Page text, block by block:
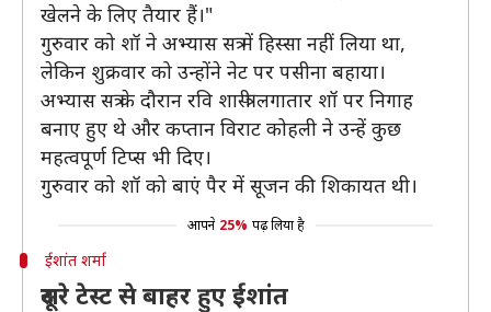
खेलने के लिए तैयार हैं।"
गुरुवार को शॉ ने अभ्यास सत्र में हिस्सा नहीं लिया था,
लेकिन शुक्रवार को उन्होंने नेट पर पसीना बहाया।
अभ्यास सत्र के दौरान रवि शास्त्री लगातार शॉ पर निगाह
बनाए हुए थे और कप्तान विराट कोहली ने उन्हें कुछ
महत्वपूर्ण टिप्स भी दिए।
गुरुवार को शॉ को बाएं पैर में सूजन की शिकायत थी।
आपने 25% पढ़ लिया है
ईशांत शर्मा
दूसरे टेस्ट से बाहर हुए ईशांत